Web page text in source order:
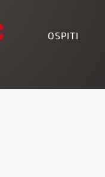
OSPITI